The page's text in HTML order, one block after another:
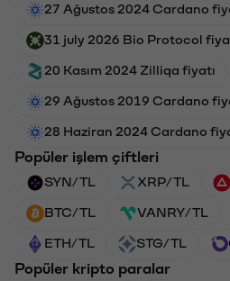
27 Ağustos 2024 Cardano
31 july 2026 Bio Protocol
20 Kasım 2024 Zilliqa fiyatı
29 Ağustos 2019 Cardano
28 Haziran 2024 Cardano
Popüler işlem çiftleri
SYN/TL XRP/TL
BTC/TL VANRY/TL
ETH/TL STG/TL
Popüler kripto paralar